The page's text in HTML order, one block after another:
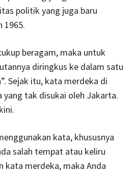
politik yang juga baru
1965.
beragam, maka untuk
diringkus ke dalam satu
Sejak itu, kata merdeka di
yang tak disukai oleh Jakarta.
kata, khususnya
salah tempat atau keliru
kata merdeka, maka Anda